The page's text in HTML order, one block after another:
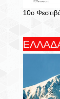
10ο